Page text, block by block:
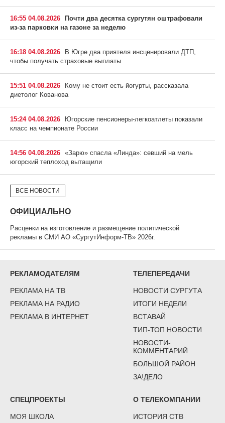
16:55 04.08.2026
Почти два десятка сургутян оштрафовали
из-за парковки на газоне за неделю
16:18 04.08.2026
В Югре два приятеля инсценировали ДТП,
чтобы получать страховые выплаты
15:51 04.08.2026
Кому не стоит есть йогурты, рассказала
диетолог Кованова
15:24 04.08.2026
Югорские пенсионеры-легкоатлеты показали
класс на чемпионате России
14:56 04.08.2026 «Зарю» спасла «Линда»: севший на мель
югорский теплоход вытащили
ВСЕ НОВОСТИ
ОФИЦИАЛЬНО
Расценки на изготовление и размещение политической
рекламы в СМИ АО «СургутИнформ-ТВ» 2026г.
РЕКЛАМОДАТЕЛЯМ
РЕКЛАМА НА ТВ
РЕКЛАМА НА РАДИО
РЕКЛАМА В ИНТЕРНЕТ
ТЕЛЕПЕРЕДАЧИ
НОВОСТИ СУРГУТА
ИТОГИ НЕДЕЛИ
ВСТАВАЙ
ТИП-ТОП НОВОСТИ
НОВОСТИ-
КОММЕНТАРИЙ
БОЛЬШОЙ РАЙОН
ЗА!ДЕЛО
СПЕЦПРОЕКТЫ
МОЯ ШКОЛА
О ТЕЛЕКОМПАНИИ
ИСТОРИЯ СТВ